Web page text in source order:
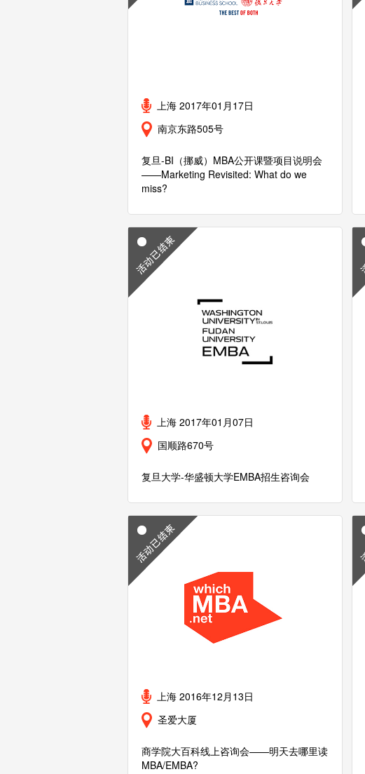
上海 2017年01月17日
南京东路505号
复旦-BI（挪威）MBA公开课暨项目说明会
——Marketing Revisited: What do we
miss?
上海 2017年01月07日
国顺路670号
复旦大学-华盛顿大学EMBA招生咨询会
上海 2016年12月13日
圣爱大厦
商学院大百科线上咨询会——明天去哪里读
MBA/EMBA?